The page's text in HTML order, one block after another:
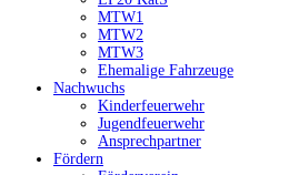
MTW1
MTW2
MTW3
Ehemalige Fahrzeuge
Nachwuchs
Kinderfeuerwehr
Jugendfeuerwehr
Ansprechpartner
Fördern